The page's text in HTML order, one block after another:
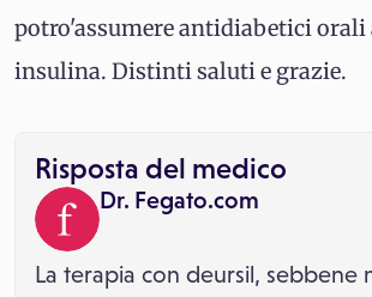
potro'assumere antidiabetici orali
insulina. Distinti saluti e grazie.
Risposta del medico
Dr. Fegato.com
La terapia con deursil, sebbene